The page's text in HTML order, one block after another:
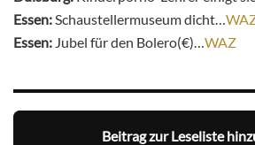
Essen:Schaustellermuseum dicht…
Essen: Jubel für den Bolero(€)…WAZ
Beitrag zur Leseliste